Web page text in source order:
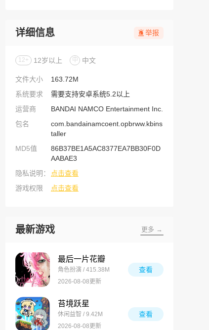
详细信息 举报
12+ 12岁以上 中 中文
文件大小
163.72M
系统要求
需要支持安卓系统5.2以上
运营商
BANDAI NAMCO Entertainment Inc.
包名
com.bandainamcoent.opbrww.kbins
taller
MD5值
86B37BE1A5AC8377EA7BB30F0D
AABAE3
隐私说明：
点击查看
游戏权限
点击查看
最新游戏 更多 →
最后一片花瓣
角色扮演 / 415.38M
2026-08-08更新
查看
苔境跃星
休闲益智 / 9.42M
2026-08-08更新
查看